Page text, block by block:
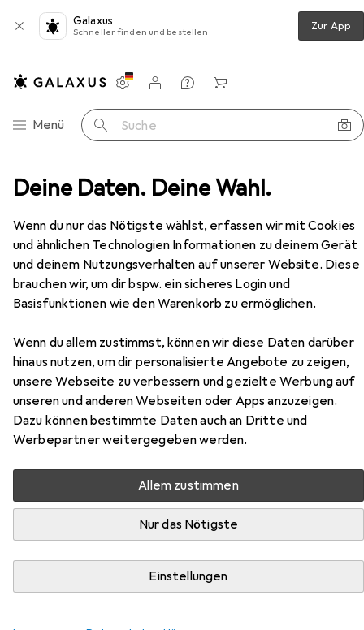
Deine Daten. Deine Wahl.
Wenn du nur das Nötigste wählst, erfassen wir mit Cookies
und ähnlichen Technologien Informationen zu deinem Gerät
und deinem Nutzungsverhalten auf unserer Website. Diese
brauchen wir, um dir bspw. ein sicheres Login und
Basisfunktionen wie den Warenkorb zu ermöglichen.
Wenn du allem zustimmst, können wir diese Daten darüber
hinaus nutzen, um dir personalisierte Angebote zu zeigen,
unsere Webseite zu verbessern und gezielte Werbung auf
unseren und anderen Webseiten oder Apps anzuzeigen.
Dazu können bestimmte Daten auch an Dritte und
Werbepartner weitergegeben werden.
Allem zustimmen
Nur das Nötigste
Einstellungen
Galaxus
Schneller finden und bestellen Zur App
Navigation nach Kategorien
Menü Suche
Einstellungen
Kundenkonto
Vergleichslisten
Merklisten
Warenkorb
Wohnzimmer Regal Vicco Unterschrank R-Line
EUR
148,63
ViccoUnterschrank R-Line
Zubehör für Vicco Unterschrank
R-Line
Hier findest du passendes Zubehör zum Produkt Vicco
Relevanz
Produktliste